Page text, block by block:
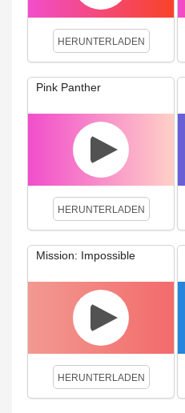
HERUNTERLADEN
Pink Panther
HERUNTERLADEN
Mission: Impossible
HERUNTERLADEN